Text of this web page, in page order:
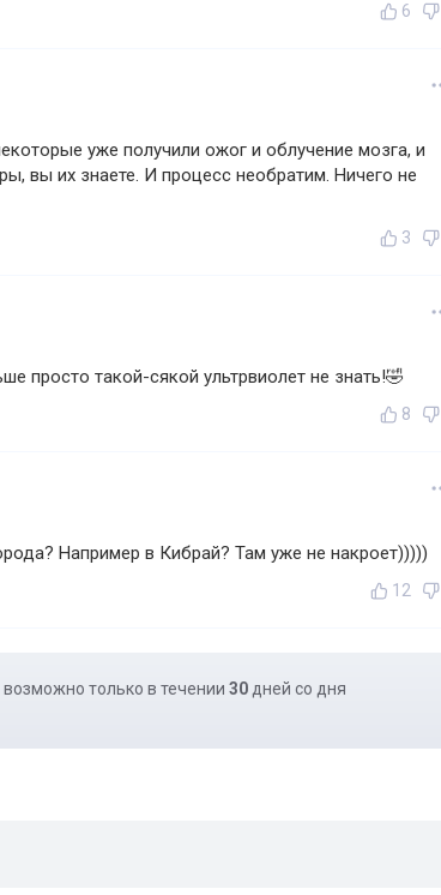
6
уже получили ожог и облучение мозга, и
вы их знаете. И процесс необратим. Ничего не
3
просто такой-сякой ультрвиолет не знать!🤣
8
Например в Кибрай? Там уже не накроет)))))
12
только в течении 30 дней со дня